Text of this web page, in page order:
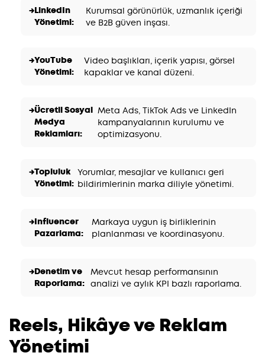
LinkedIn
Yönetimi:
Kurumsal görünürlük, uzmanlık içeriği
ve B2B güven inşası.
YouTube
Yönetimi:
Video başlıkları, içerik yapısı, görsel
kapaklar ve kanal düzeni.
Ücretli Sosyal
Medya
Reklamları:
Meta Ads, TikTok Ads ve LinkedIn
kampanyalarının kurulumu ve
optimizasyonu.
Topluluk
Yönetimi:
Yorumlar, mesajlar ve kullanıcı geri
bildirimlerinin marka diliyle yönetimi.
Influencer
Pazarlama:
Markaya uygun iş birliklerinin
planlanması ve koordinasyonu.
Denetim ve
Raporlama:
Mevcut hesap performansının
analizi ve aylık KPI bazlı raporlama.
Reels, Hikâye ve Reklam
Yönetimi